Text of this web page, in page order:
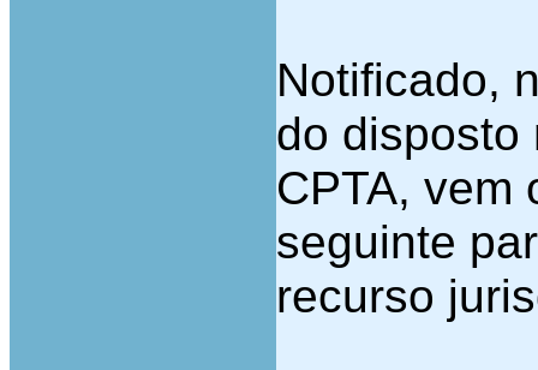
Notificado,
do disposto
CPTA, vem
seguinte
recurso